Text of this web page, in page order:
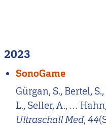
2023
SonoGame
Gürgan, S., Bertel,
L., Seller, A., …
Ultraschall Med,44